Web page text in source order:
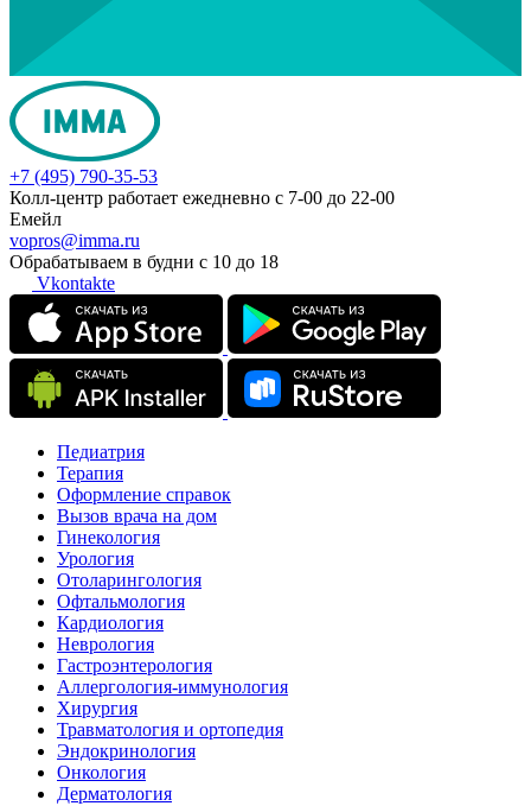
+7 (495) 790-35-53
Колл-центр работает ежедневно с 7-00 до 22-00
Емейл
vopros@imma.ru
Обрабатываем в будни с 10 до 18
Vkontakte
Педиатрия
Терапия
Оформление справок
Вызов врача на дом
Гинекология
Урология
Отоларингология
Офтальмология
Кардиология
Неврология
Гастроэнтерология
Аллергология-иммунология
Хирургия
Травматология и ортопедия
Эндокринология
Онкология
Дерматология